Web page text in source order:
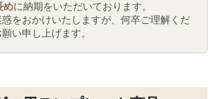
めに納期をいただいております。
をおかけいたしますが、何卒ご理解くだ
い申し上げます。